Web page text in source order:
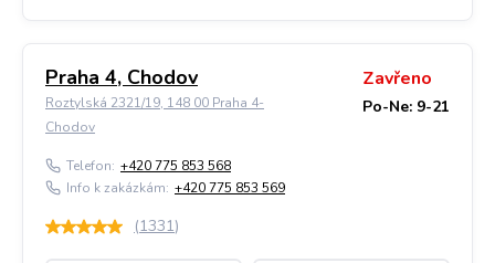
Praha 4, Chodov
Roztylská 2321/19, 148 00 Praha 4-
Chodov
Zavřeno
Po-Ne: 9-21
Telefon: +420 775 853 568
Info k zakázkám: +420 775 853 569
(1331)